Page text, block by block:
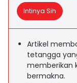
Intinya Sih
Artikel
tetangga
memberikan
bermakna.